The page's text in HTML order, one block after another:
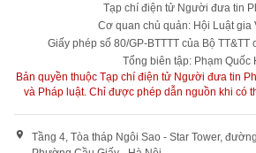
Tạp chí điện tử Người đưa tin
Cơ quan chủ quản: Hội Luật gia
Giấy phép số 80/GP-BTTTT của Bộ TT&TT
Tổng biên tập: Phạm Quốc
Bản quyền thuộc Tạp chí điện tử Người đưa tin
và Pháp luật. Chỉ được phép dẫn nguồn khi có
Tầng 4, Tòa tháp Ngôi Sao - Star Tower,